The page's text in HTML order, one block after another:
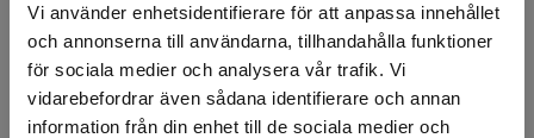
Vi använder enhetsidentifierare för att anpassa innehållet
och annonserna till användarna, tillhandahålla funktioner
för sociala medier och analysera vår trafik. Vi
vidarebefordrar även sådana identifierare och annan
information från din enhet till de sociala medier och
samtidigt som den ger glaset utseendet av etsad eller
texturerad yta. Filmen är slitstark, enkel att installera och
finns i ett brett utbud av mönster.
3M™ Fasara™ blockerar dessutom upp till 99 % av UV-
strålning för att minska blekning av interiörer. Typiska